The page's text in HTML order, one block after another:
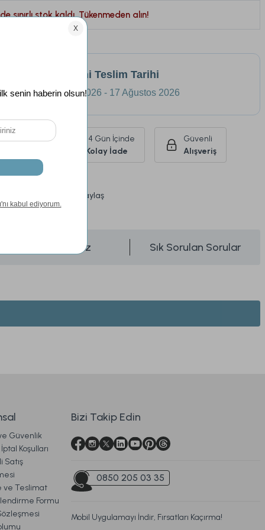
sınırlı stok kaldı. Tükenmeden alın!
Tahmini Teslim Tarihi
14 Ağustos 2026 - 17 Ağustos 2026
14 Gün İçinde
Kolay İade
Güvenli
Alışveriş
Paylaş
Önerileriniz Sık Sorulan Sorular
Ücretsiz Kargo
Yastık 46 x 70 cm
Güvenlik
Koşulları
Satış
ve Teslimat
Formu
Bizi Takip Edin
0850 205 03 35
Mobil Uygulamayı İndir, Fırsatları Kaçırma!